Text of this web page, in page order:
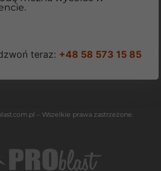
teraz: +48 58 573 15 85
– Wszelkie prawa zastrzeżone.